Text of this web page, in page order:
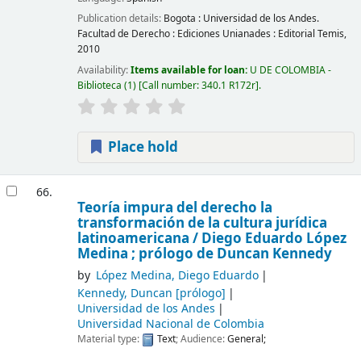
Publication details: Bogota : Universidad de los Andes.
Facultad de Derecho : Ediciones Unianades : Editorial Temis,
2010
Availability:Items available for loan: U DE COLOMBIA -
Biblioteca (1) Call number:340.1 R172r .
Place hold
66.
Teoría impura del derecho la
transformación de la cultura jurídica
latinoamericana / Diego Eduardo López
Medina ; prólogo de Duncan Kennedy
by López Medina, Diego Eduardo
Kennedy, Duncan [prólogo]
Universidad de los Andes
Universidad Nacional de Colombia
Material type: Text; Audience:General;